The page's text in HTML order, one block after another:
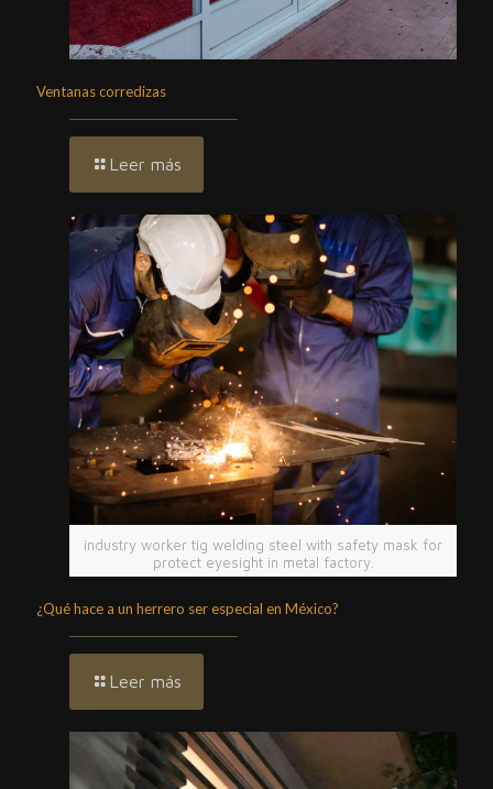
Ventanas corredizas
Leer más
industry worker tig welding steel with safety mask for
protect eyesight in metal factory.
¿Qué hace a un herrero ser especial en México?
Leer más